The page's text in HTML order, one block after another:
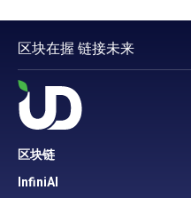
区块在握 链接未来
区块链
InfiniAI